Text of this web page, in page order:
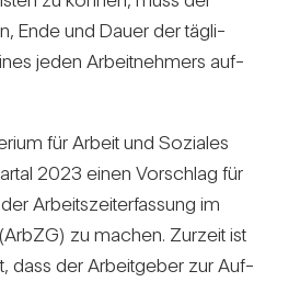
Ende und Dauer der täg­li­
jeden Arbeit­neh­mers auf­
für Arbeit und Soziales
2023 einen Vor­schlag für
Arbeits­zeit­er­fas­sung im
zu machen. Zur­zeit ist
dass der Arbeit­geber zur Auf­